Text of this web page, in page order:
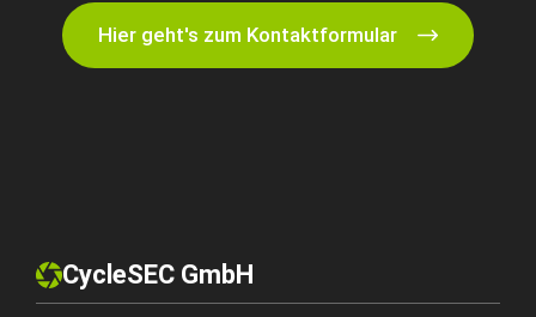
Hier geht's zum Kontaktformular
CycleSEC GmbH